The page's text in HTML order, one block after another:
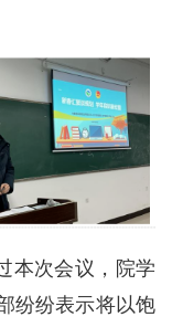
本次会议，院学
纷纷表示将以饱